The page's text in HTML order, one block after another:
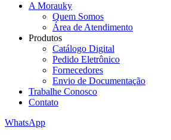
A Morauky
Quem Somos
Área de Atendimento
Produtos
Catálogo Digital
Pedido Eletrônico
Fornecedores
Envio de Documentação
Trabalhe Conosco
Contato
WhatsApp